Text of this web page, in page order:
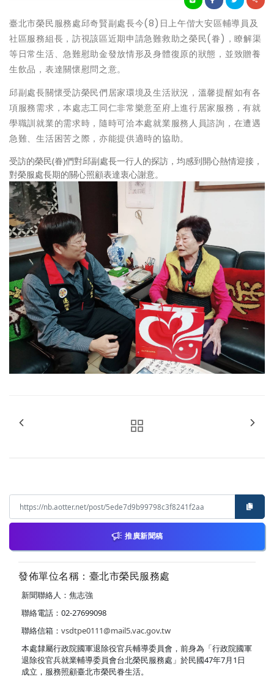
臺北市榮民服務處邱奇賢副處長今(8)日上午偕大安區輔導員及
社區服務組長，訪視該區近期申請急難救助之榮民(眷)，瞭解渠
等日常生活、急難慰助金發放情形及身體復原的狀態，並致贈養
生飲品，表達關懷慰問之意。
邱副處長關懷受訪榮民們居家環境及生活狀況，溫馨提醒如有各
項服務需求，本處志工同仁非常樂意至府上進行居家服務，有就
學職訓就業的需求時，隨時可洽本處就業服務人員諮詢，在遭遇
急難、生活困苦之際，亦能提供適時的協助。
受訪的榮民(眷)們對邱副處長一行人的探訪，均感到開心熱情迎接，
對榮服處長期的關心照顧表達衷心謝意。
推廣新聞稿
發佈單位名稱：臺北市榮民服務處
新聞聯絡人：焦志強
聯絡電話：02-27699098
聯絡信箱： vsdtpe0111@mail5.vac.gov.tw
本處隸屬行政院國軍退除役官兵輔導委員會，前身為「行政院國軍
退除役官兵就業輔導委員會台北榮民服務處」於民國47年7月1日
成立，服務照顧臺北市榮民眷生活。